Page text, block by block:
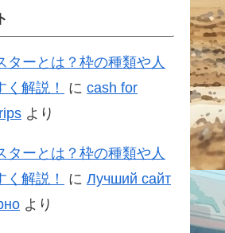
ターとは？枠の種類や人
解説！
に cash for
より
ターとは？枠の種類や人
解説！
に Лучший сайт
より